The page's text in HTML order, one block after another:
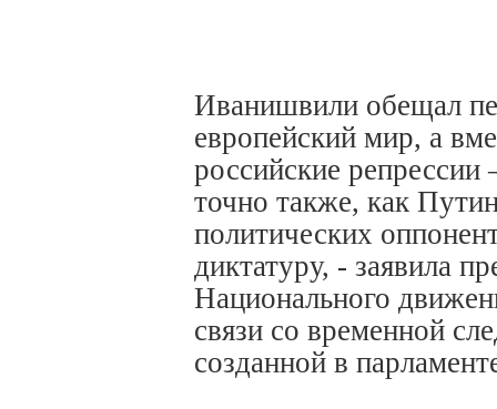
Иванишвили обещал
европейский мир, а
российские
точно также, как
политических
диктатуру, - заявила
Национального
связи со временной
созданной в